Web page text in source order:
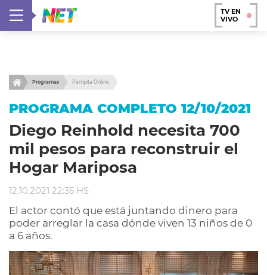
TV EN
VIVO
Programas Pampita Online
PROGRAMA COMPLETO 12/10/2021
Diego Reinhold necesita 700
mil pesos para reconstruir el
Hogar Mariposa
12.10.2021 22:35 HS
El actor contó que está juntando dinero para
poder arreglar la casa dónde viven 13 niños de 0
a 6 años.